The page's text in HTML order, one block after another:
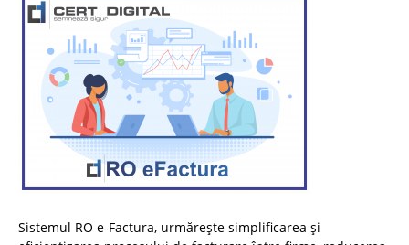
Sistemul RO e-Factura, urmărește simplificarea și